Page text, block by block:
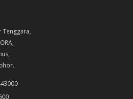
Tenggara,